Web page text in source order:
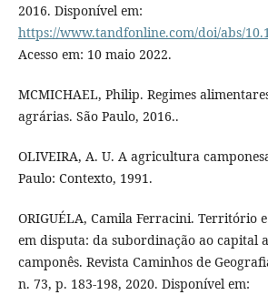
2016. Disponível em:
https://www.tandfonline.com/doi/abs/
Acesso em: 10 maio 2022.
MCMICHAEL, Philip. Regimes
agrárias. São Paulo, 2016..
OLIVEIRA, A. U. A agricultura
Paulo: Contexto, 1991.
ORIGUÉLA, Camila Ferracini. Território
em disputa: da subordinação ao capital
camponês. Revista Caminhos de
n. 73, p. 183-198, 2020. Disponível em: